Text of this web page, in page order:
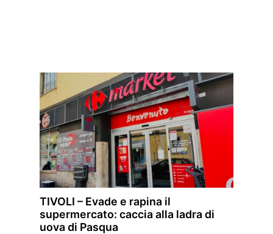
TIVOLI – Evade e rapina il
supermercato: caccia alla ladra di
uova di Pasqua